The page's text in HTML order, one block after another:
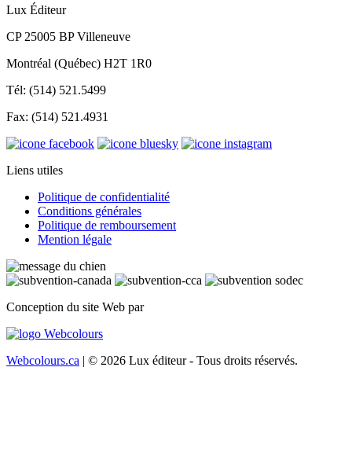
Lux Éditeur
CP 25005 BP Villeneuve
Montréal (Québec) H2T 1R0
Tél: (514) 521.5499
Fax: (514) 521.4931
Liens utiles
Politique de confidentialité
Conditions générales
Politique de remboursement
Mention légale
Conception du site Web par
Webcolours.ca | © 2026 Lux éditeur - Tous droits réservés.